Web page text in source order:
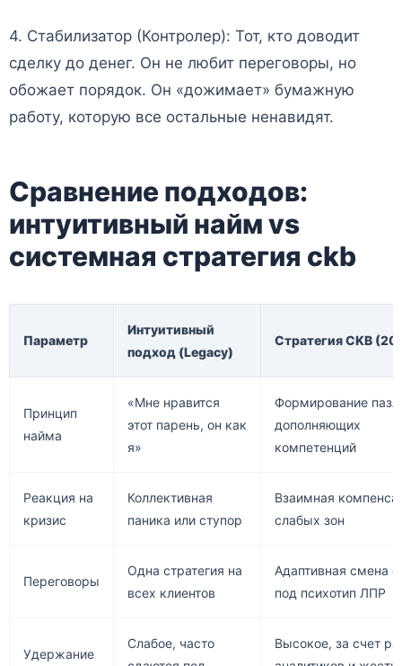
4. Стабилизатор (Контролер): Тот, кто доводит
сделку до денег. Он не любит переговоры, но
обожает порядок. Он «дожимает» бумажную
работу, которую все остальные ненавидят.
Сравнение подходов:
интуитивный найм vs
системная стратегия ckb
Параметр
Интуитивный
подход (Legacy)
Стратегия CKB
Принцип
найма
«Мне нравится
этот парень, он как
я»
Формирование
дополняющих
компетенций
Реакция на
кризис
Коллективная
паника или ступор
Взаимная
слабых зон
Переговоры
Одна стратегия на
всех клиентов
Адаптивная смена
под психотип ЛПР
Удержание
Слабое, часто
Высокое, за счет